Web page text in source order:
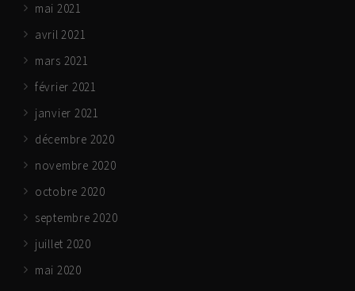
mai 2021
avril 2021
mars 2021
février 2021
janvier 2021
décembre 2020
novembre 2020
octobre 2020
septembre 2020
juillet 2020
mai 2020